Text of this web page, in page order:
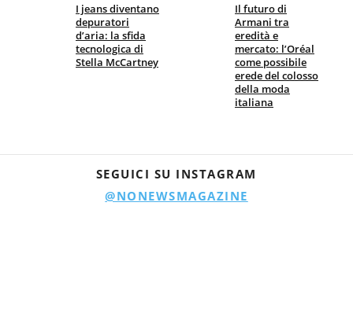
I jeans diventano
depuratori
d’aria: la sfida
tecnologica di
Stella McCartney
Il futuro di
Armani tra
eredità e
mercato: l’Oréal
come possibile
erede del colosso
della moda
italiana
SEGUICI SU INSTAGRAM
@NONEWSMAGAZINE